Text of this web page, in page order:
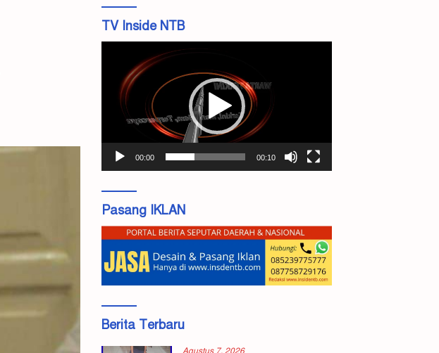
TV Inside NTB
00:00 00:10
Pasang IKLAN
Berita Terbaru
Agustus 7, 2026